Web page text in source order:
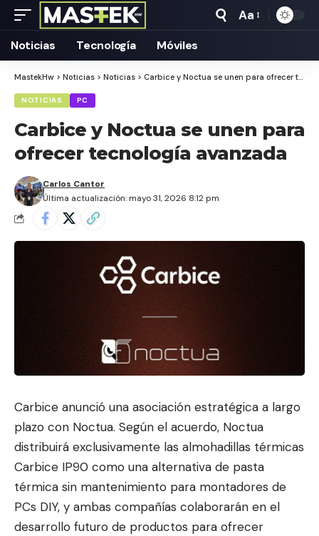
Tamaño
Aa
Noticias Tecnología Móviles
MastekHw > Noticias > Noticias > Carbice y Noctua se unen para ofrecer tecnología avanzada
NOTICIAS PC
Carbice y Noctua se unen para
ofrecer tecnología avanzada
Última actualización: mayo 31, 2026 8:12 pm
Carlos Cantor
Carbice anunció una asociación estratégica a largo
plazo con Noctua. Según el acuerdo, Noctua
distribuirá exclusivamente las almohadillas térmicas
Carbice IP90 como una alternativa de pasta
térmica sin mantenimiento para montadores de
PCs DIY, y ambas compañías colaborarán en el
desarrollo futuro de productos para ofrecer